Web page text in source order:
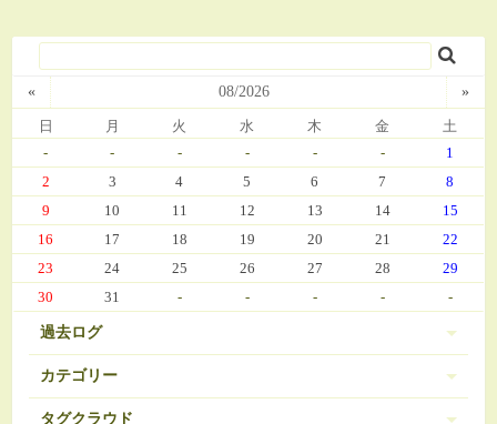
« 08/2026 »
日 月 火 水 木 金 土
- - - - - -
1
2
3 4 5 6 7
8
9
10 11 12 13 14
15
16
17 18 19 20 21
22
23
24 25 26 27 28
29
30
31 - - - - -
過去ログ
カテゴリー
タグクラウド